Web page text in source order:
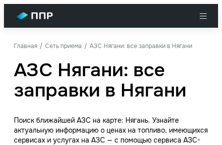
Главная Сеть приема АЗС Нягани: все заправки в Нягани
АЗС Нягани: все
заправки в Нягани
Поиск ближайшей АЗС на карте: Нягань. Узнайте
актуальную информацию о ценах на топливо, имеющихся
сервисах и услугах на АЗС — с помощью сервиса АЗС-